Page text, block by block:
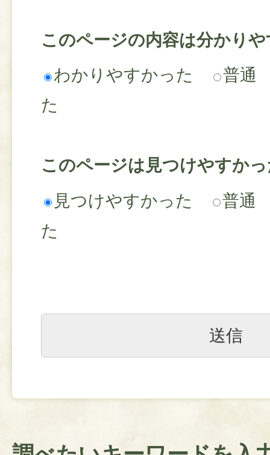
このページの内容は分かり
わかりやすかった
普通
た
このページは見つけやすか
見つけやすかった
普通
た